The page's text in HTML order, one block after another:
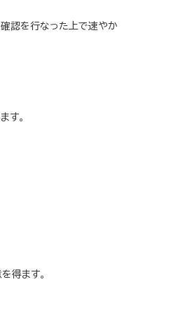
確認を行なった上で速やか
す。
得ます。